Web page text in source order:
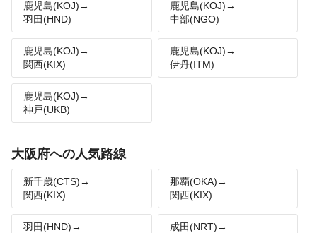
鹿児島(KOJ)→
羽田(HND)
鹿児島(KOJ)→
中部(NGO)
鹿児島(KOJ)→
関西(KIX)
鹿児島(KOJ)→
伊丹(ITM)
鹿児島(KOJ)→
神戸(UKB)
大阪府への人気路線
新千歳(CTS)→
関西(KIX)
那覇(OKA)→
関西(KIX)
羽田(HND)→
成田(NRT)→